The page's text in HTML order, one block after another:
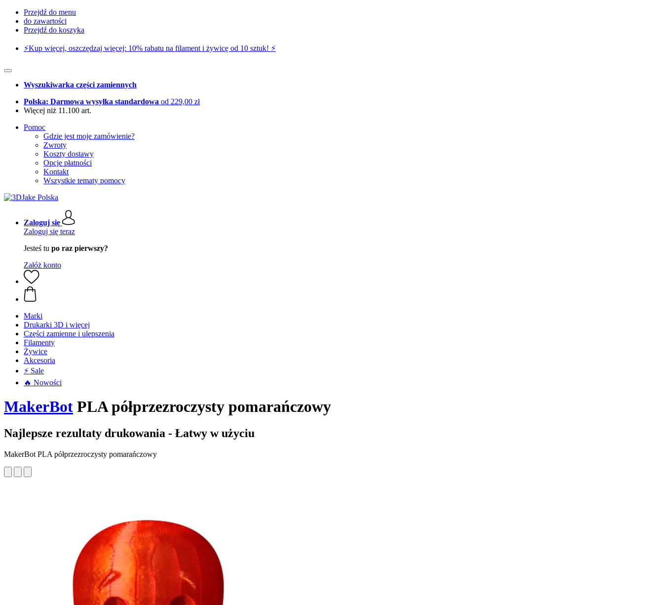
Przejdź do menu
do zawartości
Przejdź do koszyka
⚡️Kup więcej, oszczędzaj więcej: 10% rabatu na filament i żywicę od 10 sztuk! ⚡️
Wyszukiwarka części zamiennych
Polska: Darmowa wysyłka standardowa od 229,00 zł
Więcej niż 11.100 art.
Pomoc
Gdzie jest moje zamówienie?
Zwroty
Koszty dostawy
Opcje płatności
Kontakt
Wszystkie tematy pomocy
Zaloguj się
Zaloguj się teraz
Jesteś tu po raz pierwszy?
Załóż konto
Marki
Drukarki 3D i więcej
Części zamienne i ulepszenia
Filamenty
Żywice
Akcesoria
⚡ Sale
🔥 Nowości
MakerBot PLA półprzezroczysty pomarańczowy
Najlepsze rezultaty drukowania - Łatwy w użyciu
MakerBot PLA półprzezroczysty pomarańczowy